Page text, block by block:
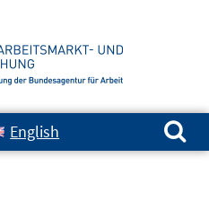
English
Suchen nach: